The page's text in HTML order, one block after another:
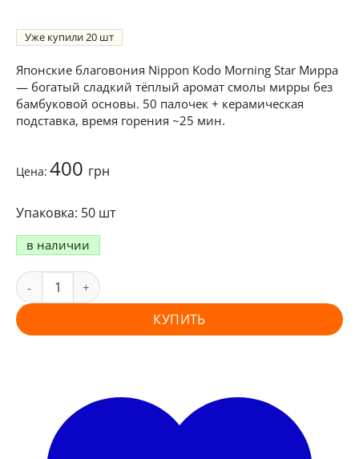
Уже купили20
Японские благовония Nippon Kodo Morning Star Мирра
— богатый сладкий тёплый аромат смолы мирры без
бамбуковой основы. 50 палочек + керамическая
подставка, время горения ~25 мин.
Цена: 400 грн
50 шт
в наличии
КУПИТЬ